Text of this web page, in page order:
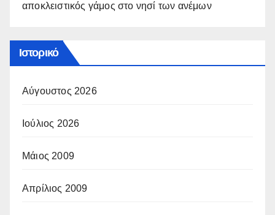
αποκλειστικός γάμος στο νησί των ανέμων
Ιστορικό
Αύγουστος 2026
Ιούλιος 2026
Μάιος 2009
Απρίλιος 2009